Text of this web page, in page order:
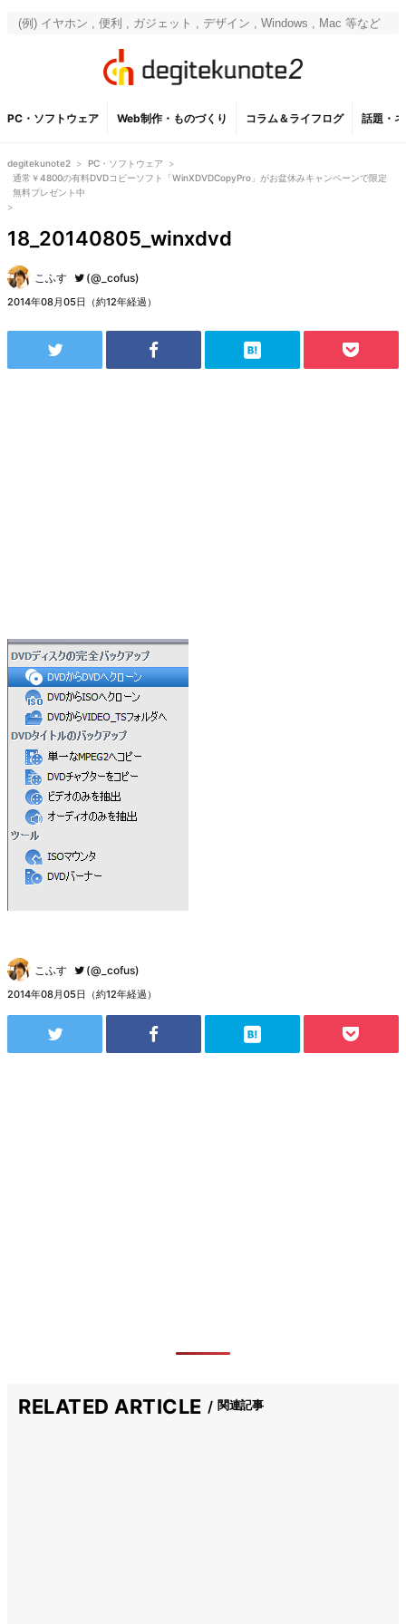
PC・ソフトウェア Web制作・ものづくり コラム＆ライフログ 話題・
degitekunote2 > PC・ソフトウェア
>
通常￥4800の有料DVDコピーソフト「WinXDVDCopyPro」がお盆休みキャンペーンで限定
無料プレゼント中
>
18_20140805_winxdvd
こふす (@_cofus)
2014年08月05日（約12年経過）
こふす (@_cofus)
2014年08月05日（約12年経過）
RELATED ARTICLE 関連記事